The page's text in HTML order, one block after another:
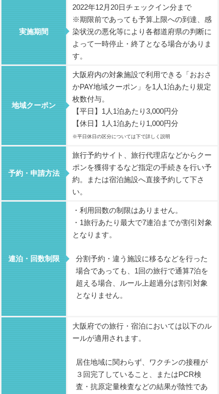
実施期間
2022年12月20日チェックイン分まで
※期限前であっても予算上限への到達、感
染状況の悪化等により各都道府県の判断に
よって一時停止・終了となる場合がありま
す。
地域クーポン
大阪府内の対象施設で利用できる「おおさ
かPAY地域クーポン」を1人1泊あたり規定
枚数付与。
【平日】1人1泊あたり3,000円分
【休日】1人1泊あたり1,000円分
※平日休日の区分については下で詳しく説明
予約・申請方法
旅行予約サイト、旅行代理店などからクー
ポンを獲得するなど指定の手続きを行い予
約。または宿泊施設へ直接予約して下さ
い。
連泊・回数制限
・利用回数の制限はありません。
・1旅行あたり最大で7連泊までが割引対象
となります。
分割予約・違う施設に移るなどを行った
場合であっても、1回の旅行で通算7泊を
超える場合、ルール上超過分は割引対象
となりません。
大阪府での旅行・宿泊においては以下のル
ールが適用されます。
居住地域に関わらず、ワクチンの接種が
３回完了していること、またはPCR検
査・抗原定量検査などの結果が陰性であ